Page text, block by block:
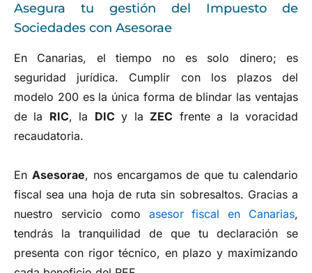
Asegura tu gestión del Impuesto de
Sociedades con Asesorae
En Canarias, el tiempo no es solo dinero; es
seguridad jurídica. Cumplir con los plazos del
modelo 200 es la única forma de blindar las ventajas
de la RIC, la DIC y laZEC frente a la voracidad
recaudatoria.
En Asesorae, nos encargamos de que tu calendario
fiscal sea una hoja de ruta sin sobresaltos. Gracias a
nuestro servicio como asesor fiscal en Canarias,
tendrás la tranquilidad de que tu declaración se
presenta con rigor técnico, en plazo y maximizando